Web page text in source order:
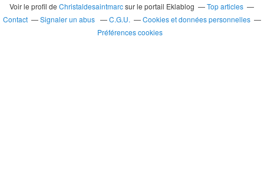
Voir le profil deChristaldesaintmarcsur le portail Eklablog
Top articles
Contact
Signaler un abus C.G.U.
Cookies et données personnelles
Préférences cookies